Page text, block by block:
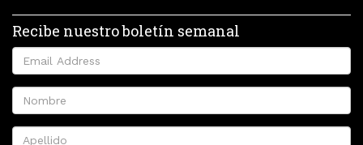
Recibe nuestro boletín semanal